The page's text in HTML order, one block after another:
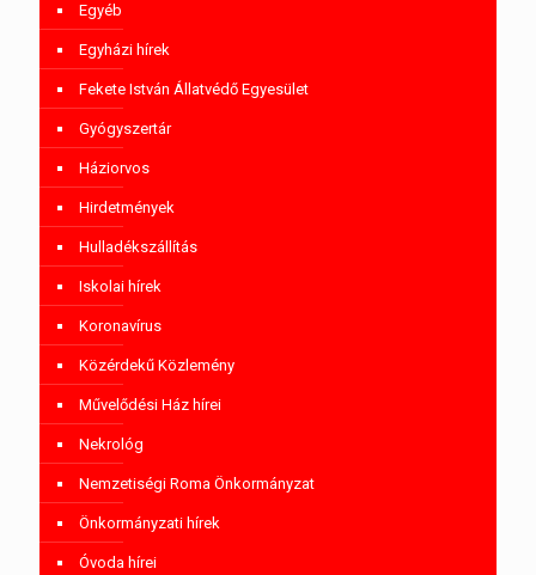
Egyéb
Egyházi hírek
Fekete István Állatvédő Egyesület
Gyógyszertár
Háziorvos
Hirdetmények
Hulladékszállítás
Iskolai hírek
Koronavírus
Közérdekű Közlemény
Művelődési Ház hírei
Nekrológ
Nemzetiségi Roma Önkormányzat
Önkormányzati hírek
Óvoda hírei